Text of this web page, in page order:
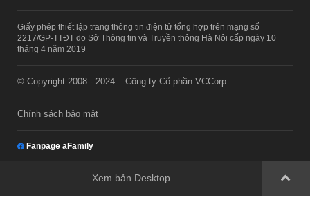
Giấy phép thiết lập trang thông tin điện tử tổng hợp trên mạng số
2217/GP-TTĐT do Sở Thông tin và Truyền thông Hà Nội cấp ngày 10
tháng 4 năm 2019
© Copyright 2008 - 2024 – Công ty Cổ phần VCCorp
Chính sách bảo mật
Fanpage aFamily
Xem bản Desktop